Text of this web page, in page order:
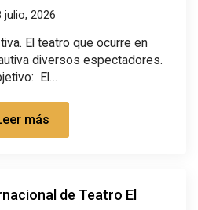
julio, 2026
El teatro que ocurre en
diversos espectadores.
El…
más